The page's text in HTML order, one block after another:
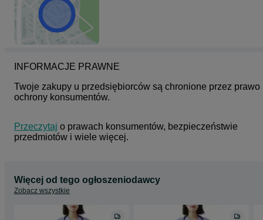
SZUKAJ NAS NA FACEBOOKU: Outlet eMeR
ZAPRASZAMY DO ZAKUPÓW!
KOD: 7994 S
INFORMACJE PRAWNE
Twoje zakupy u przedsiębiorców są chronione przez prawo
ochrony konsumentów.
Przeczytaj o prawach konsumentów, bezpieczeństwie
przedmiotów i wiele więcej.
Więcej od tego ogłoszeniodawcy
Zobacz wszystkie